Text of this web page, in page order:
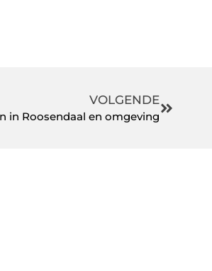
VOLGENDE
in Roosendaal en omgeving